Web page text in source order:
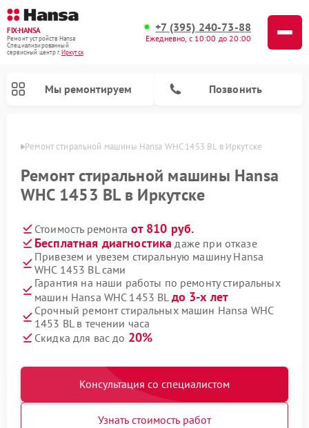
FIX-HANSA
Ремонт устройств Hansa
Специализированный
cервисный центр г.Иркутск
+7 (395) 240-73-88
Ежедневно, с 10:00 до 20:00
Мы ремонтируем Позвонить
Ремонт стиральной машины Hansa WHC 1453 BL в Иркутске
Ремонт стиральной машины Hansa
WHC 1453 BL в Иркутске
Стоимость ремонта от 810 руб.
Бесплатная диагностика даже при отказе
Привезем и увезем стиральную машину Hansa
WHC 1453 BL сами
Гарантия на наши работы по ремонту стиральных
машин Hansa WHC 1453 BL до 3-х лет
Срочный ремонт стиральных машин Hansa WHC
1453 BL в течении часа
Скидка для вас до 20%
Консультация со специалистом
Узнать стоимость работ